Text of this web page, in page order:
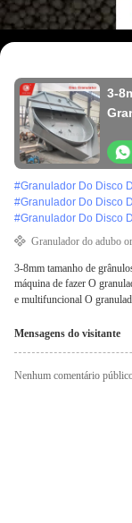
3-
#Granulador Do Disco
#Granulador Do Disco
#Granulador Do Disco
Granulador do adubo
3-8mm tamanho de
máquina de fazer O
e multifuncional O
Mensagens do visitante
Nenhum comentário